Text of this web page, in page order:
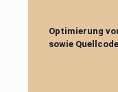
Optimierung
sowie Quellcode